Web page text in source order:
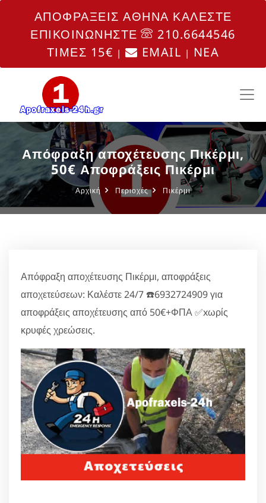
ΑΠΟΦΡΑΞΕΙΣ ΑΘΗΝΑ ΚΑΛΕΣΤΕ
ΕΠΙΚΟΙΝΩΝΗΣΤΕ
210.6644546
ΤΙΜΕΣ 15€ | EMAIL | NEA
Απόφραξη αποχέτευσης Πικέρμι,
50€ Αποφράξεις Πικέρμι
Αρχική Περιοχές Πικέρμι
Απόφραξη αποχέτευσης Πικέρμι, αποφράξεις
αποχετεύσεων: Καλέστε 24/7 ☎️6932724909 για
αποφράξεις αποχέτευσης από 50€+ΦΠΑ ✅xωρίς
κρυφές χρεώσεις.